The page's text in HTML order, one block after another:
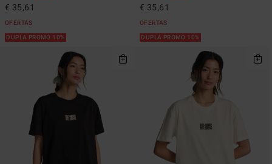
€ 35,61
OFERTAS
DUPLA PROMO 10%
€ 35,61
OFERTAS
DUPLA PROMO 10%